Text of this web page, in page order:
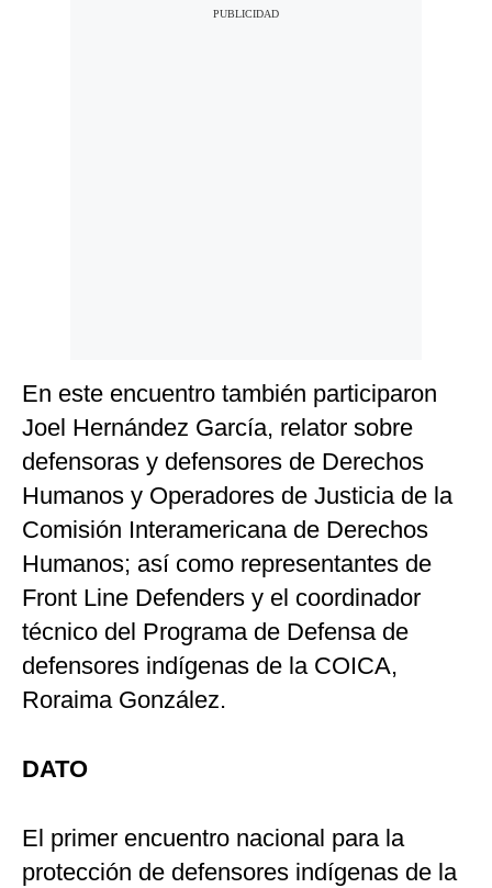
En este encuentro también participaron
Joel Hernández García, relator sobre
defensoras y defensores de Derechos
Humanos y Operadores de Justicia de la
Comisión Interamericana de Derechos
Humanos; así como representantes de
Front Line Defenders y el coordinador
técnico del Programa de Defensa de
defensores indígenas de la COICA,
Roraima González.
DATO
El primer encuentro nacional para la
protección de defensores indígenas de la